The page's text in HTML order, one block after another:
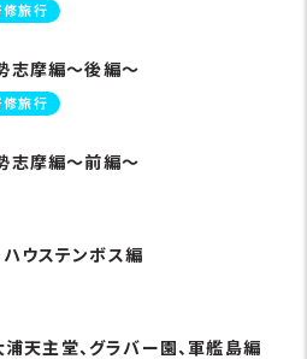
修旅行
志摩編～後編～
修旅行
志摩編～前編～
ウステンボス編
天主堂、グラバー園、軍艦島編